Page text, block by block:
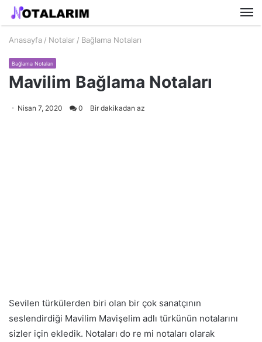
Anasayfa / Notalar / Bağlama Notaları
Bağlama Notaları
Mavilim Bağlama Notaları
Nisan 7, 2020 0 Bir dakikadan az
Sevilen türkülerden biri olan bir çok sanatçının
seslendirdiği Mavilim Mavişelim adlı türkünün notalarını
sizler için ekledik. Notaları do re mi notaları olarak